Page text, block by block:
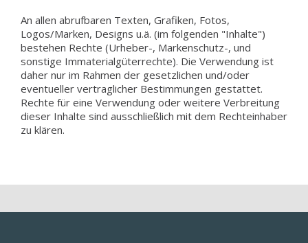
An allen abrufbaren Texten, Grafiken, Fotos,
Logos/Marken, Designs u.ä. (im folgenden "Inhalte")
bestehen Rechte (Urheber-, Markenschutz-, und
sonstige Immaterialgüterrechte). Die Verwendung ist
daher nur im Rahmen der gesetzlichen und/oder
eventueller vertraglicher Bestimmungen gestattet.
Rechte für eine Verwendung oder weitere Verbreitung
dieser Inhalte sind ausschließlich mit dem Rechteinhaber
zu klären.